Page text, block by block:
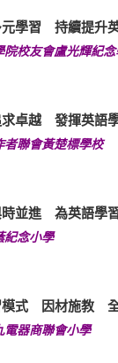
學習 持續提升
院校友會盧光輝紀
卓越 發揮英語
者聯會黃楚標學校
並進 為英語學
紀念小學
模式 因材施教
電器商聯會小學